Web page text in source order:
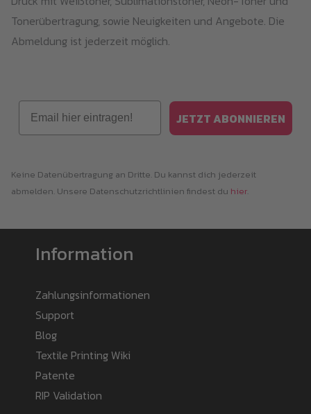
Tonerübertragung, sowie Neuigkeiten und Angebote. Die
Abmeldung ist jederzeit möglich.
Email
JETZT ABONNIEREN
Keine Datenübertragung an Dritte. Du kannst dich jederzeit
abmelden. Unsere Datenschutzrichtlinien findest du hier.
Information
Zahlungsinformationen
Support
Blog
Textile Printing Wiki
Patente
RIP Validation